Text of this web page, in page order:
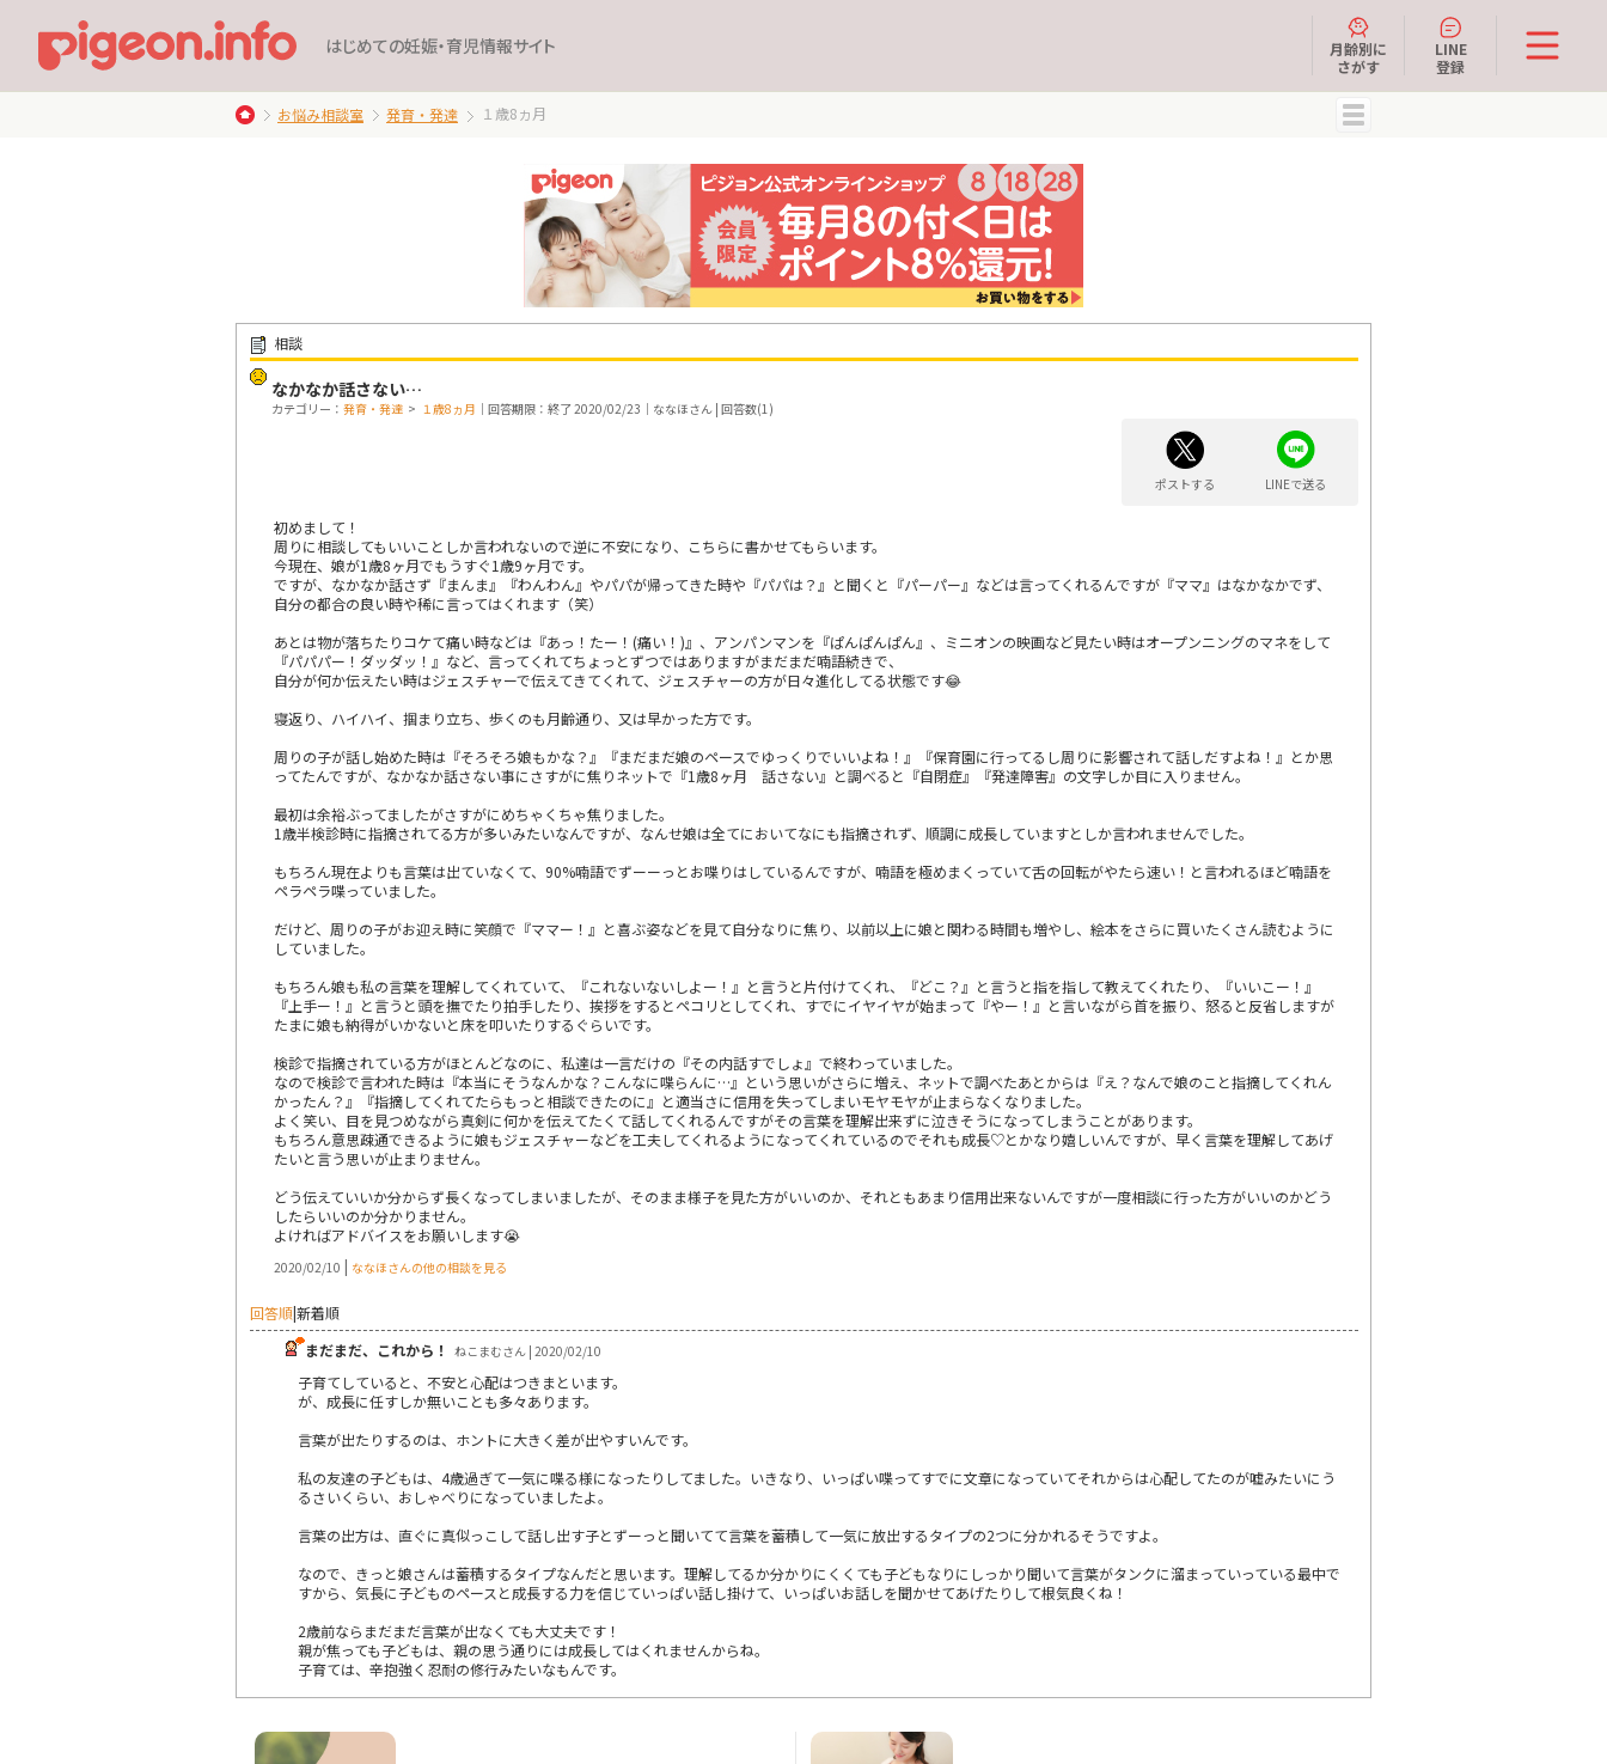
はじめての妊娠・育児情報サイト
月齢別に
さがす
LINE
登録
お悩み相談室 発育・発達 １歳8ヵ月
相談
なかなか話さない…
カテゴリー： 発育・発達 > １歳8ヵ月 ｜回答期限：終了 2020/02/23｜ななほさん | 回答数(1)
ポストする LINEで送る
初めまして！
周りに相談してもいいことしか言われないので逆に不安になり、こちらに書かせてもらいます。
今現在、娘が1歳8ヶ月でもうすぐ1歳9ヶ月です。
ですが、なかなか話さず『まんま』『わんわん』やパパが帰ってきた時や『パパは？』と聞くと『パーパー』などは言ってくれるんですが『ママ』はなかなかでず、
自分の都合の良い時や稀に言ってはくれます（笑）
あとは物が落ちたりコケて痛い時などは『あっ！たー！(痛い！)』、アンパンマンを『ぱんぱんぱん』、ミニオンの映画など見たい時はオープンニングのマネをして
『パパパー！ダッダッ！』など、言ってくれてちょっとずつではありますがまだまだ喃語続きで、
自分が何か伝えたい時はジェスチャーで伝えてきてくれて、ジェスチャーの方が日々進化してる状態です😂
寝返り、ハイハイ、掴まり立ち、歩くのも月齢通り、又は早かった方です。
周りの子が話し始めた時は『そろそろ娘もかな？』『まだまだ娘のペースでゆっくりでいいよね！』『保育園に行ってるし周りに影響されて話しだすよね！』とか思
ってたんですが、なかなか話さない事にさすがに焦りネットで『1歳8ヶ月 話さない』と調べると『自閉症』『発達障害』の文字しか目に入りません。
最初は余裕ぶってましたがさすがにめちゃくちゃ焦りました。
1歳半検診時に指摘されてる方が多いみたいなんですが、なんせ娘は全てにおいてなにも指摘されず、順調に成長していますとしか言われませんでした。
もちろん現在よりも言葉は出ていなくて、90%喃語でずーーっとお喋りはしているんですが、喃語を極めまくっていて舌の回転がやたら速い！と言われるほど喃語を
ペラペラ喋っていました。
だけど、周りの子がお迎え時に笑顔で『ママー！』と喜ぶ姿などを見て自分なりに焦り、以前以上に娘と関わる時間も増やし、絵本をさらに買いたくさん読むように
していました。
もちろん娘も私の言葉を理解してくれていて、『これないないしよー！』と言うと片付けてくれ、『どこ？』と言うと指を指して教えてくれたり、『いいこー！』
『上手ー！』と言うと頭を撫でたり拍手したり、挨拶をするとペコリとしてくれ、すでにイヤイヤが始まって『やー！』と言いながら首を振り、怒ると反省しますが
たまに娘も納得がいかないと床を叩いたりするぐらいです。
検診で指摘されている方がほとんどなのに、私達は一言だけの『その内話すでしょ』で終わっていました。
なので検診で言われた時は『本当にそうなんかな？こんなに喋らんに…』という思いがさらに増え、ネットで調べたあとからは『え？なんで娘のこと指摘してくれん
かったん？』『指摘してくれてたらもっと相談できたのに』と適当さに信用を失ってしまいモヤモヤが止まらなくなりました。
よく笑い、目を見つめながら真剣に何かを伝えてたくて話してくれるんですがその言葉を理解出来ずに泣きそうになってしまうことがあります。
もちろん意思疎通できるように娘もジェスチャーなどを工夫してくれるようになってくれているのでそれも成長♡とかなり嬉しいんですが、早く言葉を理解してあげ
たいと言う思いが止まりません。
どう伝えていいか分からず長くなってしまいましたが、そのまま様子を見た方がいいのか、それともあまり信用出来ないんですが一度相談に行った方がいいのかどう
したらいいのか分かりません。
よければアドバイスをお願いします😭
2020/02/10 | ななほさんの他の相談を見る
回答順|新着順
まだまだ、これから！
ねこまむさん | 2020/02/10
子育てしていると、不安と心配はつきまといます。
が、成長に任すしか無いことも多々あります。
言葉が出たりするのは、ホントに大きく差が出やすいんです。
私の友達の子どもは、4歳過ぎて一気に喋る様になったりしてました。いきなり、いっぱい喋ってすでに文章になっていてそれからは心配してたのが嘘みたいにう
るさいくらい、おしゃべりになっていましたよ。
言葉の出方は、直ぐに真似っこして話し出す子とずーっと聞いてて言葉を蓄積して一気に放出するタイプの2つに分かれるそうですよ。
なので、きっと娘さんは蓄積するタイプなんだと思います。理解してるか分かりにくくても子どもなりにしっかり聞いて言葉がタンクに溜まっていっている最中で
すから、気長に子どものペースと成長する力を信じていっぱい話し掛けて、いっぱいお話しを聞かせてあげたりして根気良くね！
2歳前ならまだまだ言葉が出なくても大丈夫です！
親が焦っても子どもは、親の思う通りには成長してはくれませんからね。
子育ては、辛抱強く忍耐の修行みたいなもんです。